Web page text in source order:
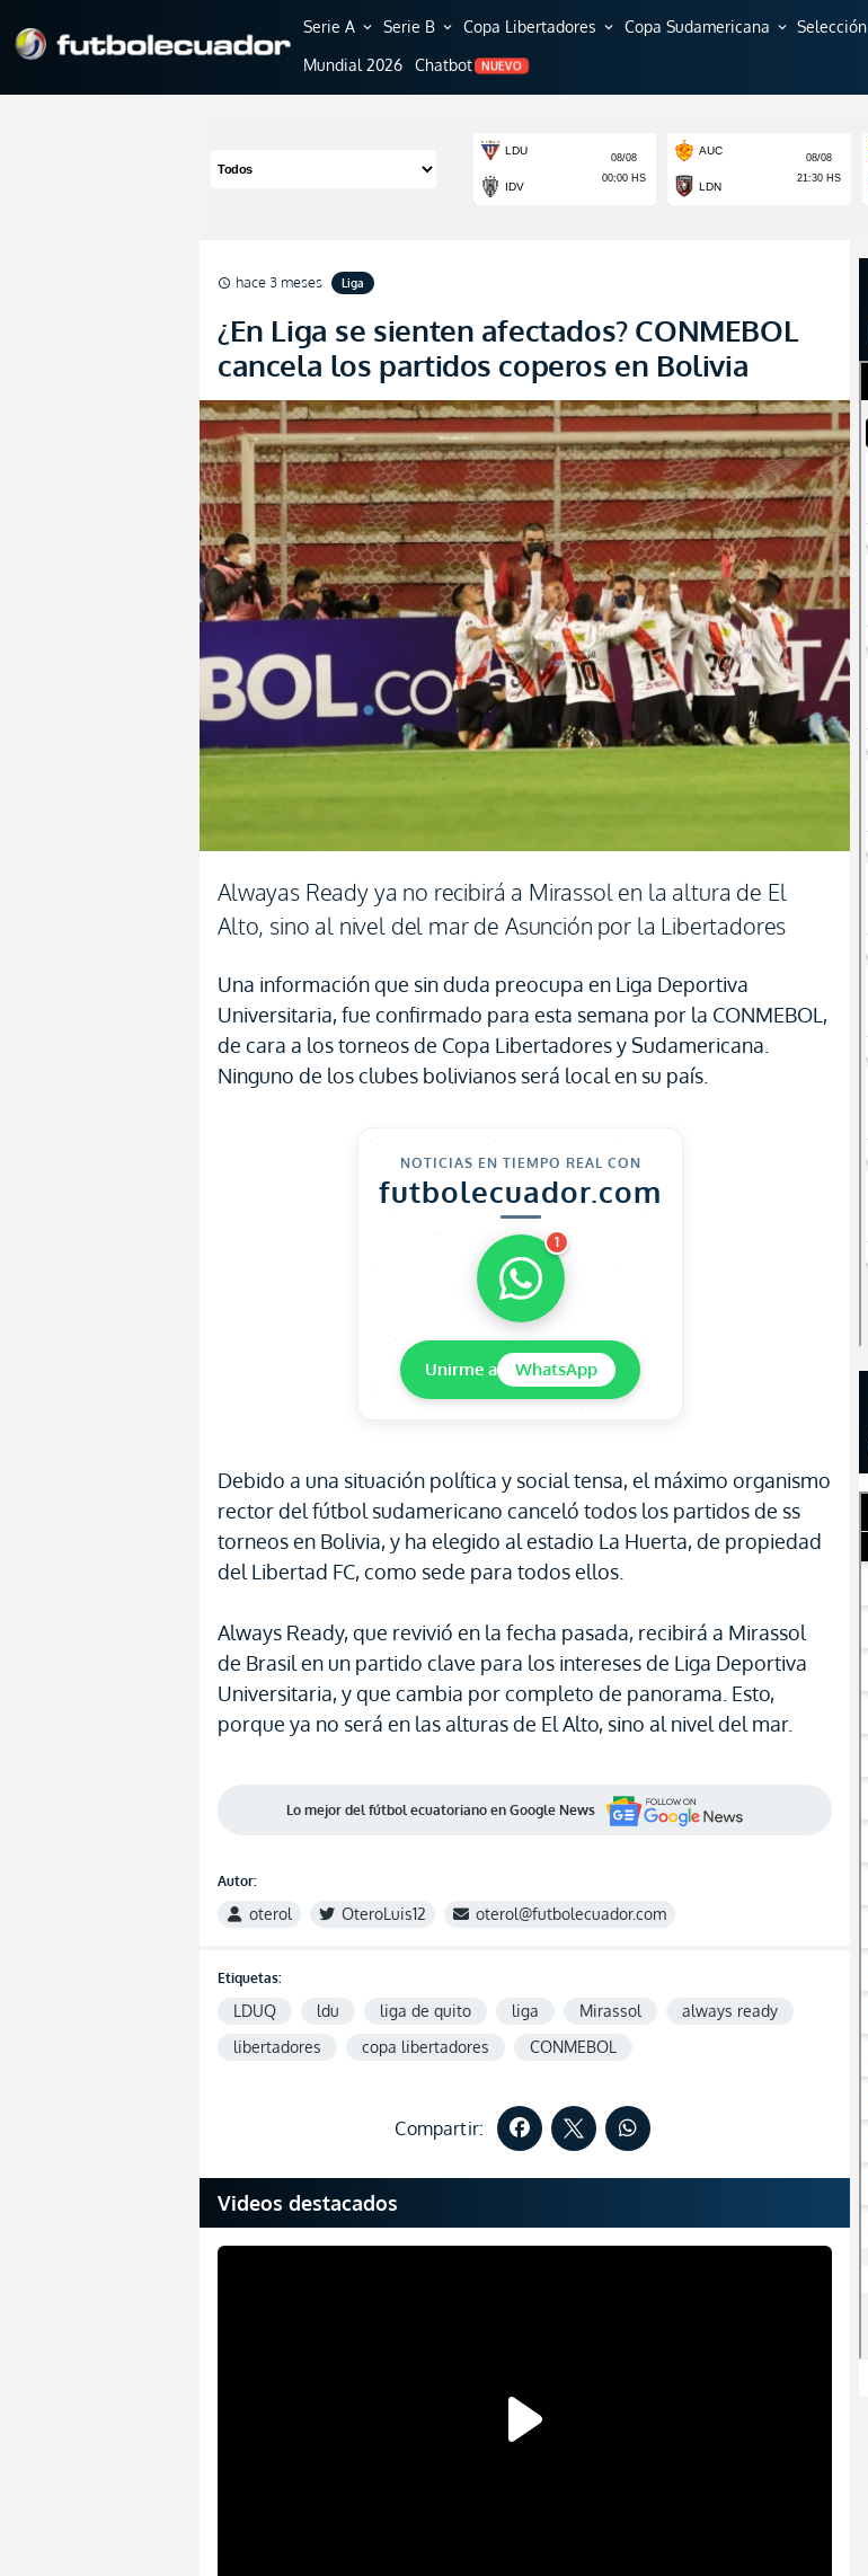
Serie A expand_more Serie B expand_more Copa Libertadores expand_more Copa Sudamericana expand_more Selección
Mundial 2026 Chatbot NUEVO
schedule hace 3 meses Liga
¿En Liga se sienten afectados? CONMEBOL
cancela los partidos coperos en Bolivia
Alwayas Ready ya no recibirá a Mirassol en la altura de El
Alto, sino al nivel del mar de Asunción por la Libertadores
Una información que sin duda preocupa en Liga Deportiva
Universitaria, fue confirmado para esta semana por la CONMEBOL,
de cara a los torneos de Copa Libertadores y Sudamericana.
Ninguno de los clubes bolivianos será local en su país.
NOTICIAS EN TIEMPO REAL CON
futbolecuador.com
1
Unirme a WhatsApp
Debido a una situación política y social tensa, el máximo organismo
rector del fútbol sudamericano canceló todos los partidos de ss
torneos en Bolivia, y ha elegido al estadio La Huerta, de propiedad
del Libertad FC, como sede para todos ellos.
Always Ready, que revivió en la fecha pasada, recibirá a Mirassol
de Brasil en un partido clave para los intereses de Liga Deportiva
Universitaria, y que cambia por completo de panorama. Esto,
porque ya no será en las alturas de El Alto, sino al nivel del mar.
Lo mejor del fútbol ecuatoriano en Google News
Autor:
oterol OteroLuis12 oterol@futbolecuador.com
Etiquetas:
LDUQ ldu liga de quito liga Mirassol
always ready
libertadores
copa libertadores CONMEBOL
Compartir:
Videos destacados